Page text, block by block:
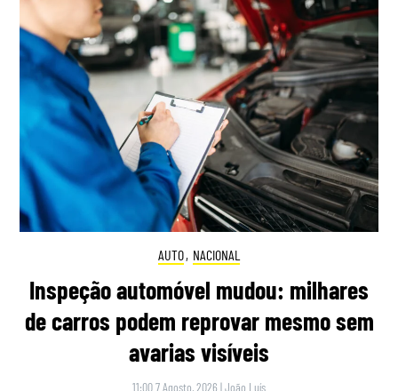
AUTO, NACIONAL
Inspeção automóvel mudou: milhares
de carros podem reprovar mesmo sem
avarias visíveis
11:00 7 Agosto, 2026 |João Luís